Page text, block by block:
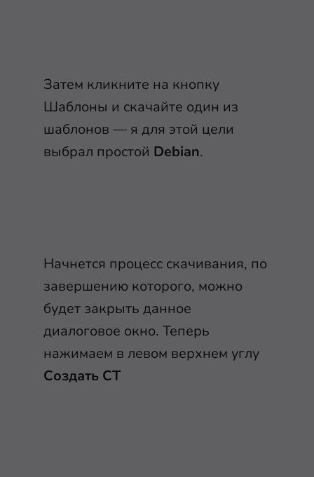
Затем кликните на кнопку
Шаблоны и скачайте один из
шаблонов — я для этой цели
выбрал простой Debian.
Начнется процесс скачивания, по
завершению которого, можно
будет закрыть данное
диалоговое окно. Теперь
нажимаем в левом верхнем углу
Создать CT